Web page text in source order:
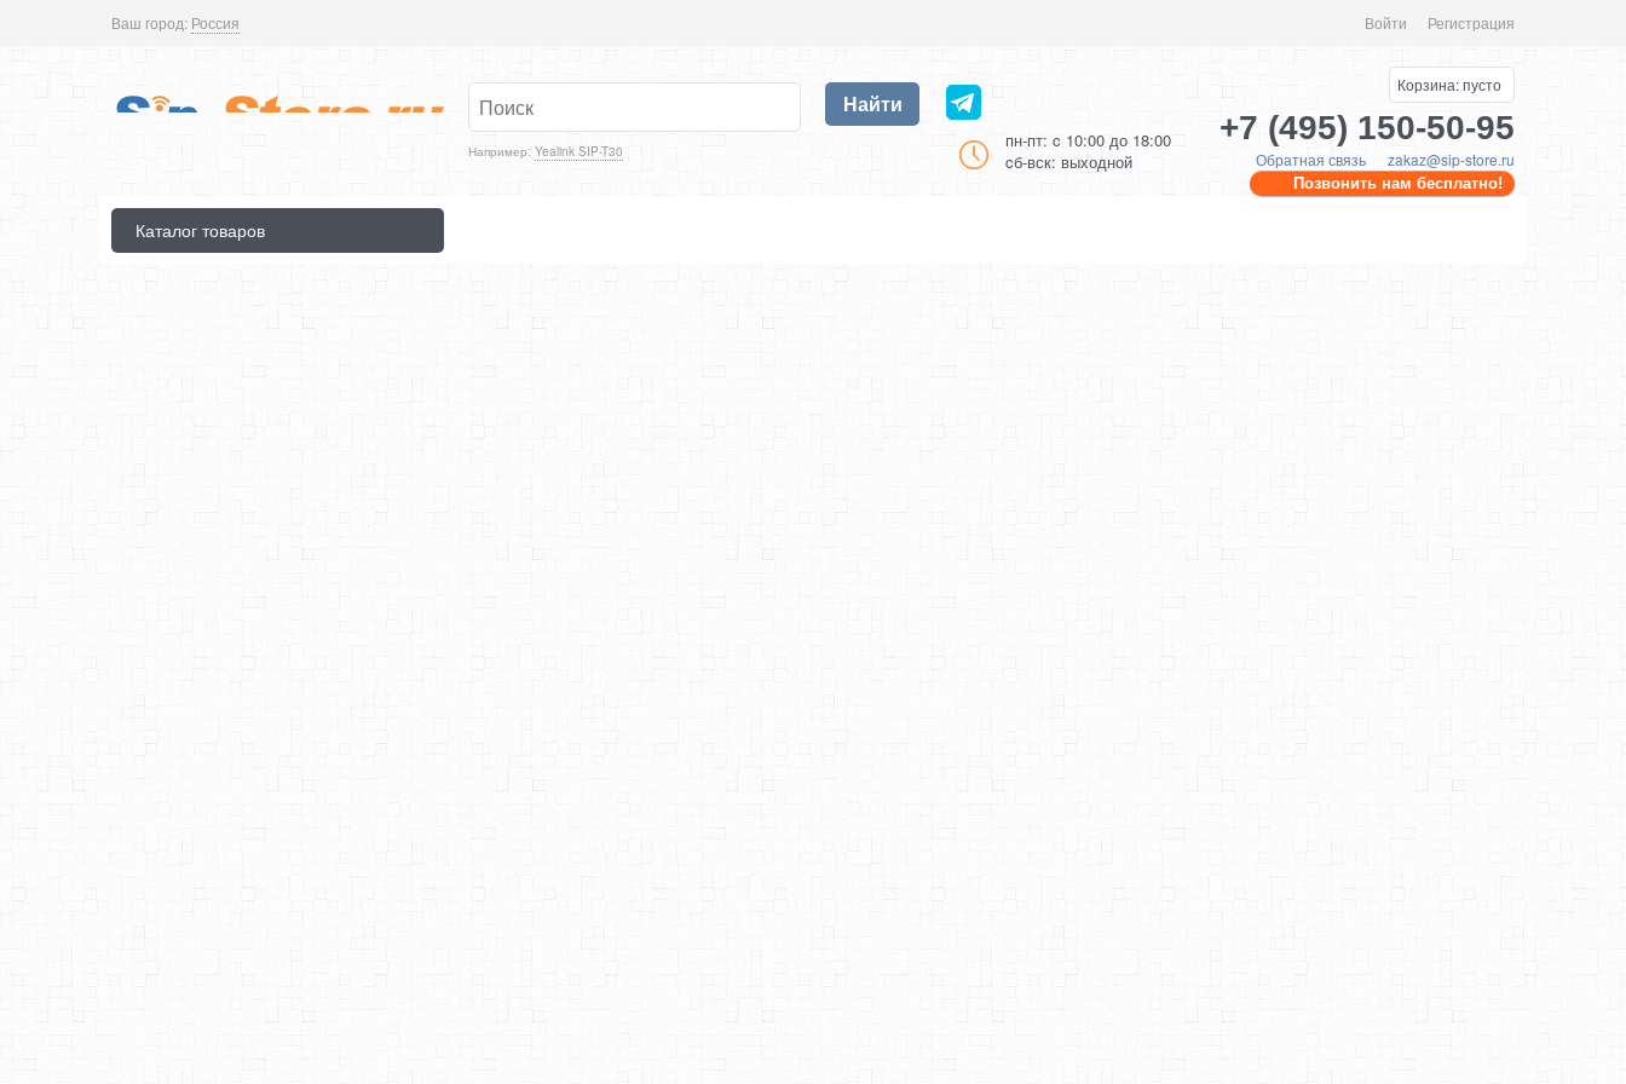
Ваш город: Россия Войти Регистрация
Например: Yealink SIP-T30
Найти
пн-пт: c 10:00 до 18:00
cб-вск: выходной
Корзина:пусто
+7 (495) 150-50-95
Обратная связь zakaz@sip-store.ru
Позвонить нам бесплатно!
Каталог товаров